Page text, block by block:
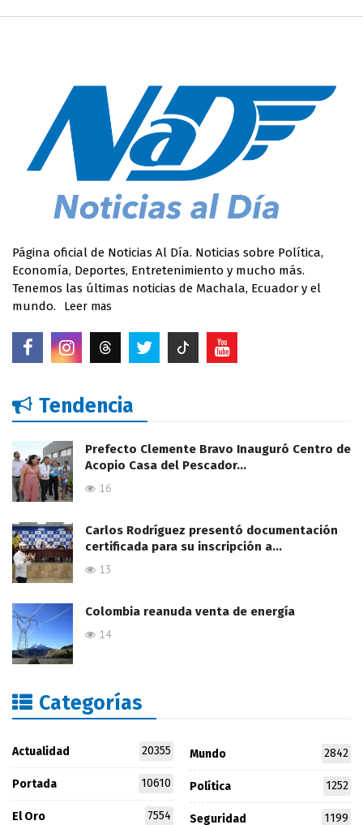
Página oficial de Noticias Al Día. Noticias sobre Política,
Economía, Deportes, Entretenimiento y mucho más.
Tenemos las últimas noticias de Machala, Ecuador y el
mundo.
Leer mas
Tendencia
Prefecto Clemente Bravo Inauguró Centro de
Acopio Casa del Pescador…
16
Carlos Rodríguez presentó documentación
certificada para su inscripción a…
13
Colombia reanuda venta de energía
14
Categorías
Actualidad 20355
Portada 10610
El Oro 7554
Mundo 2842
Política 1252
Seguridad 1199